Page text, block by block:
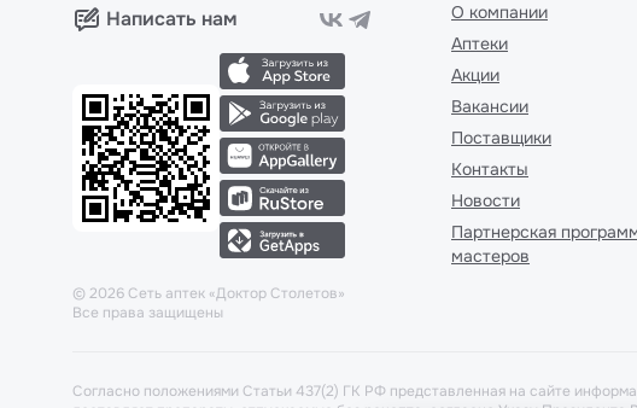
Написать нам
© 2026 Сеть аптек «Доктор Столетов»
Все права защищены
О компании
Аптеки
Акции
Вакансии
Поставщики
Контакты
Новости
Партнерская
мастеров
Согласно положениями Статьи 437(2) ГК РФ представленная на сайте